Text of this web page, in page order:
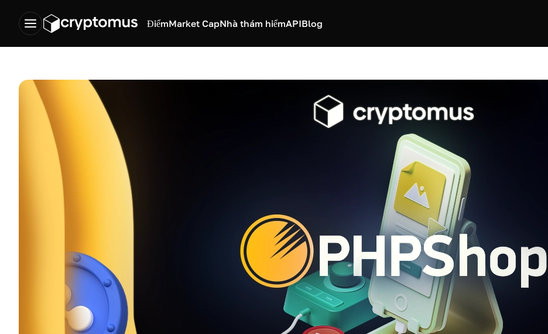
ĐiểmMarket CapNhà thám hiểmAPIBlog